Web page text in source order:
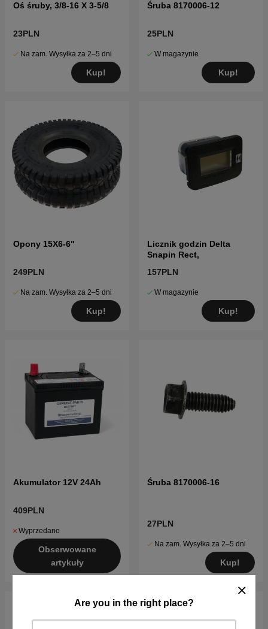
Are you in the right place?
Oś śruby, 3/8-16 X 3-5/8
23PLN
Na zam. Wysyłka za 2–5 dni
Kup!
Śruba 8170006-12
25PLN
W magazynie
Kup!
Opony 15X6-6"
249PLN
Na zam. Wysyłka za 2–5 dni
Kup!
Licznik godzin Delta
Snapin Rect,
157PLN
W magazynie
Kup!
Akumulator 12V 24Ah
409PLN
Wyprzedano
Obserwowane
artykuły
Śruba 8170006-16
27PLN
Na zam. Wysyłka za 2–5 dni
Kup!